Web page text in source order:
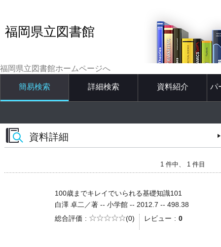
福岡県立図書館
福岡県立図書館ホームページへ
簡易検索 詳細検索 資料紹介 パ
資料詳細
1 件中、 1 件目
100歳までキレイでいられる基礎知識101
白澤 卓二／著 -- 小学館 -- 2012.7 -- 498.38
総合評価
5段階評価
(0) レビュー 0